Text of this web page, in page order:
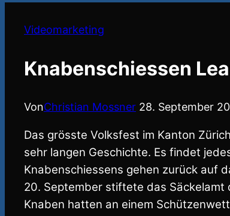
Videomarketing
Knabenschiessen
VonChristian Mossner 28. September
Das grösste Volksfest im Kanton
sehr langen Geschichte. Es findet
Knabenschiessens gehen zurück auf
20. September stiftete das Säckelamt
Knaben hatten an einem